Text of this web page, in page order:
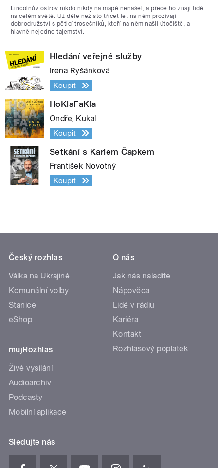
Lincolnův ostrov nikdo nikdy na mapě nenašel, a přece ho znají lidé
na celém světě. Už déle než sto třicet let na něm prožívají
dobrodružství s pěticí trosečníků, kteří na něm našli útočiště, a
hlavně nejedno tajemství.
Hledání veřejné služby
Irena Ryšánková
Koupit
HoKlaFaKla
Ondřej Kukal
Koupit
Setkání s Karlem Čapkem
František Novotný
Koupit
Český rozhlas
Válka na Ukrajině
Komunální volby
Stanice
eShop
mujRozhlas
Živé vysílání
Audioarchiv
Podcasty
Mobilní aplikace
O nás
Jak nás naladíte
Nápověda
Lidé v rádiu
Kariéra
Kontakt
Rozhlasový poplatek
Sledujte nás